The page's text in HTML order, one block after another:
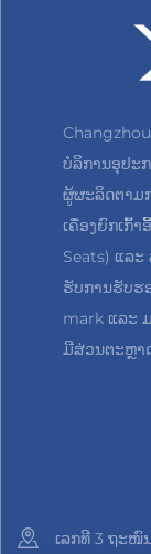
ບໍລິການອຸປະ
ຜູ້ຜະລິດຕາມ
ເຄື່ອງຍົກເກົ້
Seats) ແລ
ຮັບການຮັບຮ
mark ແລະ
ມີສ່ວນຕະຫຼາ
ເລກທີ 3 ຖະໜົ